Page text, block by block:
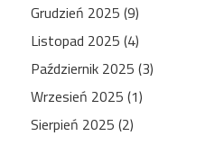
Grudzień 2025 (9)
Listopad 2025 (4)
Październik 2025 (3)
Wrzesień 2025 (1)
Sierpień 2025 (2)